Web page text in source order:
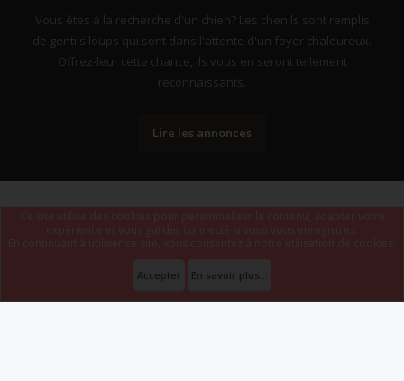
Vous êtes à la recherche d'un chien? Les chenils sont remplis
de gentils loups qui sont dans l'attente d'un foyer chaleureux.
Offrez-leur cette chance, ils vous en seront tellement
reconnaissants.
Lire les annonces
Some XenForo functionality crafted by
Ce site utilise des cookies pour personnaliser le contenu, adapter votre
expérience et vous garder connecté si vous vous enregistrez.
En continuant à utiliser ce site, vous consentez à notre utilisation de cookies.
Accepter En savoir plus...